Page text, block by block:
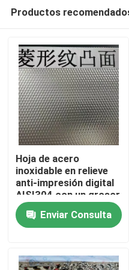
En casa
Productos
Los vídeos
Productos
Hoja de acero
inoxidable en relieve
anti-impresión digital
AISI304 con un grosor
de 0,4 a 3,0 mm para
aplicaciones
arquitectónicas
Enviar Consulta